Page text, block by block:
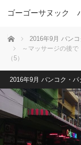
ゴーゴーサヌック
ホーム 2016年9月 バン
～マッサージの後
（5）
2016年9月 バンコク・パ